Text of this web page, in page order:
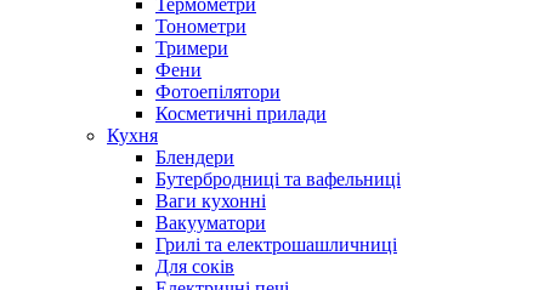
Термометри
Тонометри
Тримери
Фени
Фотоепілятори
Косметичні прилади
Кухня
Блендери
Бутербродниці та вафельниці
Ваги кухонні
Вакууматори
Грилі та електрошашличниці
Для соків